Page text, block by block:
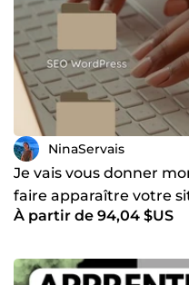
NinaServais
Je vais vous donner
faire apparaître votre
À partir de 94,04 $US